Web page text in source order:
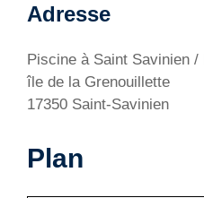
Adresse
Piscine à Saint Savinien /
île de la Grenouillette
17350 Saint-Savinien
Plan